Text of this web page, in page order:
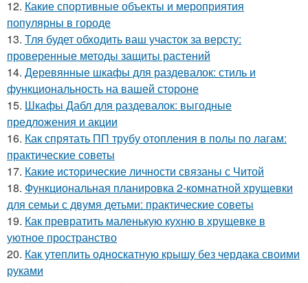
12. Какие спортивные объекты и мероприятия
популярны в городе
13. Тля будет обходить ваш участок за версту:
проверенные методы защиты растений
14. Деревянные шкафы для раздевалок: стиль и
функциональность на вашей стороне
15. Шкафы Дабл для раздевалок: выгодные
предложения и акции
16. Как спрятать ПП трубу отопления в полы по лагам:
практические советы
17. Какие исторические личности связаны с Читой
18. Функциональная планировка 2-комнатной хрущевки
для семьи с двумя детьми: практические советы
19. Как превратить маленькую кухню в хрущевке в
уютное пространство
20. Как утеплить односкатную крышу без чердака своими
руками